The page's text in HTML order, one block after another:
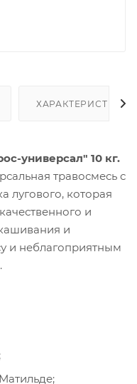
ХАРАКТЕРИСТИКИ
универсал" 10 кг.
травосмесь с
лугового, которая
и
и
и неблагоприятным